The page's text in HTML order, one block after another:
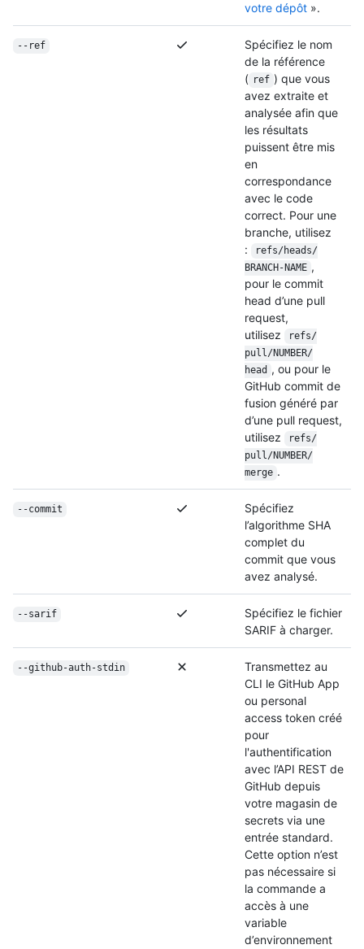
votre dépôt ».
--ref
Spécifiez le nom
de la référence
( ref ) que vous
avez extraite et
analysée afin que
les résultats
puissent être mis
en
correspondance
avec le code
correct. Pour une
branche, utilisez
:
refs/heads/
BRANCH-NAME ,
pour le commit
head d’une pull
request,
utilisez
refs/
pull/NUMBER/
head , ou pour le
GitHub commit de
fusion généré par
d’une pull request,
utilisez
refs/
pull/NUMBER/
merge .
--commit
Spécifiez
l’algorithme SHA
complet du
commit que vous
avez analysé.
--sarif
Spécifiez le fichier
SARIF à charger.
--github-auth-stdin
Transmettez au
CLI le GitHub App
ou personal
access token créé
pour
l'authentification
avec l’API REST de
GitHub depuis
votre magasin de
secrets via une
entrée standard.
Cette option n’est
pas nécessaire si
la commande a
accès à une
variable
d’environnement